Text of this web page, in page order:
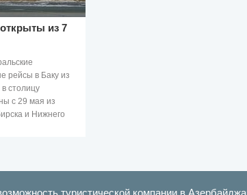
из 7
рейсы в Баку из
столицу
с 29 мая из
и Нижнего
туристической компании в